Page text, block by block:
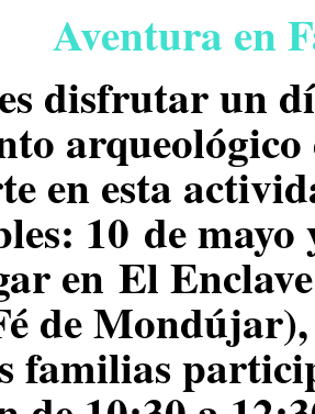
Aventura en
disfrutar un
en esta
10 de
en El
de Mondújar)
familias